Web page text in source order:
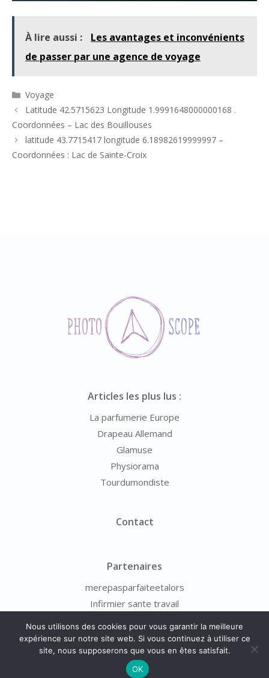
À lire aussi :
Les avantages et inconvénients
de passer par une agence de voyage
Catégories
Voyage
Latitude 42.5715623 Longitude 1.9991648000000168 .
Coordonnées – Lac des Bouillouses
latitude 43.7715417 longitude 6.18982619999997 –
Coordonnées : Lac de Sainte-Croix
Articles les plus lus :
La parfumerie Europe
Drapeau Allemand
Glamuse
Physiorama
Tourdumondiste
Contact
Partenaires
merepasparfaiteetalors
Infirmier sante travail
© 2026 - Photo-Scope.fr -Mentions Légales -À Propos- Contact
Nous utilisons des cookies pour vous garantir la meilleure
expérience sur notre site web. Si vous continuez à utiliser ce
site, nous supposerons que vous en êtes satisfait.
OK